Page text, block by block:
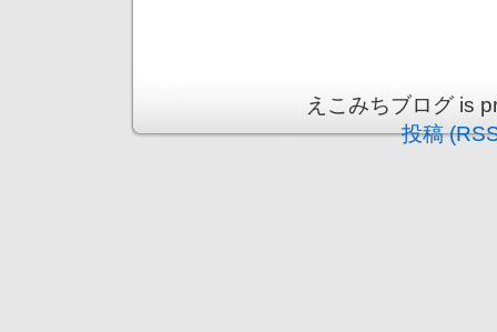
えこみちブログ is
投稿